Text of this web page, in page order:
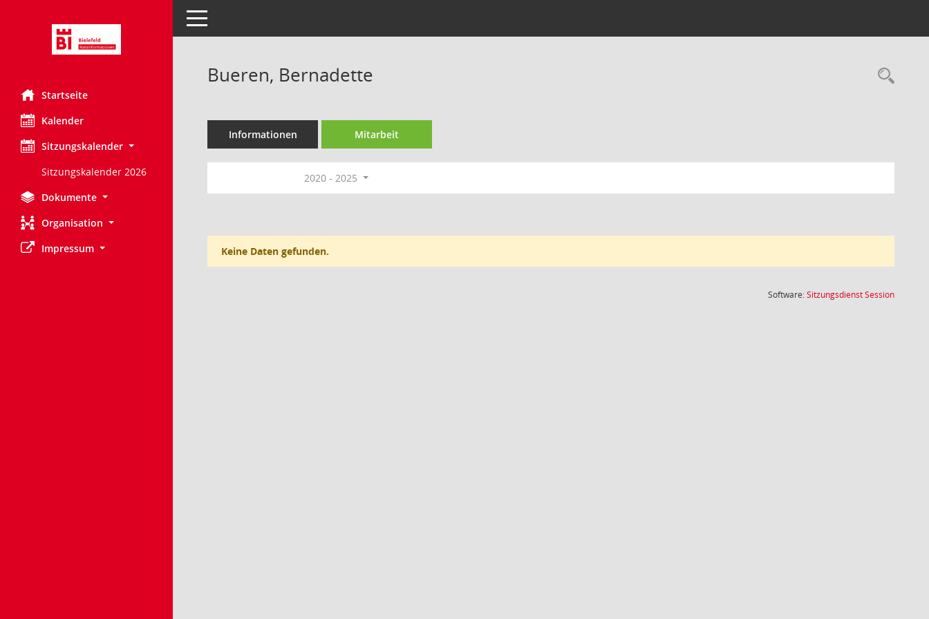
Startseite
Kalender
Sitzungskalender
Sitzungskalender 2026
Dokumente
Organisation
Impressum
Toggle navigation
Bueren, Bernadette
Informationen Mitarbeit
2020 - 2025
Keine Daten gefunden.
Software:SitzungsdienstSession(Wird in